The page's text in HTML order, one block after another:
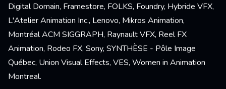
Digital Domain, Framestore, FOLKS, Foundry, Hybride VFX,
L'Atelier Animation Inc., Lenovo, Mikros Animation,
Montréal ACM SIGGRAPH, Raynault VFX, Reel FX
Animation, Rodeo FX, Sony, SYNTHÈSE - Pôle Image
Québec, Union Visual Effects, VES, Women in Animation
Montreal.